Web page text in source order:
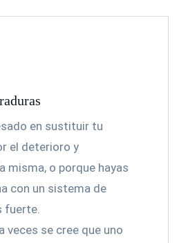
en sustituir tu
el deterioro y
misma, o porque hayas
con un sistema de
fuerte.
veces se cree que uno